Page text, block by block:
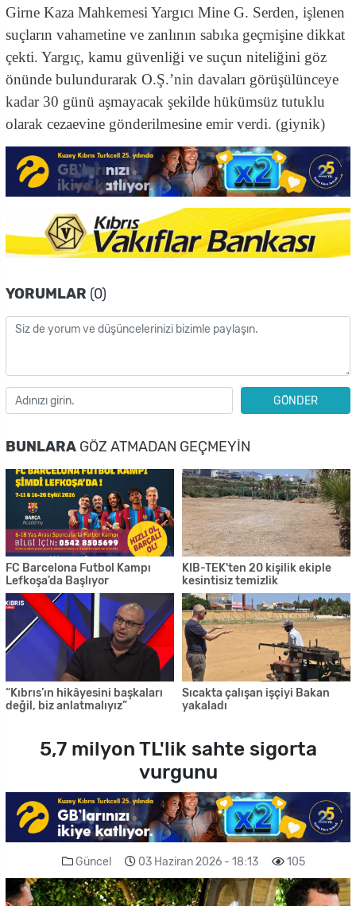
Girne Kaza Mahkemesi Yargıcı Mine G. Serden, işlenen
suçların vahametine ve zanlının sabıka geçmişine dikkat
çekti. Yargıç, kamu güvenliği ve suçun niteliğini göz
önünde bulundurarak O.Ş.’nin davaları görüşülünceye
kadar 30 günü aşmayacak şekilde hükümsüz tutuklu
olarak cezaevine gönderilmesine emir verdi. (giynik)
YORUMLAR (0)
GÖNDER
BUNLARA GÖZ ATMADAN GEÇMEYIN
FC Barcelona Futbol Kampı
Lefkoşa’da Başlıyor
KIB-TEK'ten 20 kişilik ekiple
kesintisiz temizlik
“Kıbrıs’ın hikâyesini başkaları
değil, biz anlatmalıyız”
Sıcakta çalışan işçiyi Bakan
yakaladı
5,7 milyon TL'lik sahte sigorta
vurgunu
Güncel 03 Haziran 2026 - 18:13 105